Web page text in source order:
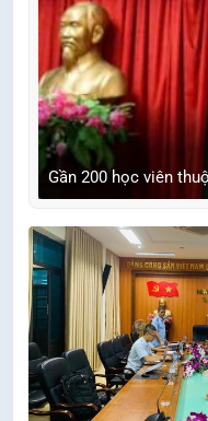
Gần 200 học viên
Tổ công tác Thanh
trọng, cấp bách